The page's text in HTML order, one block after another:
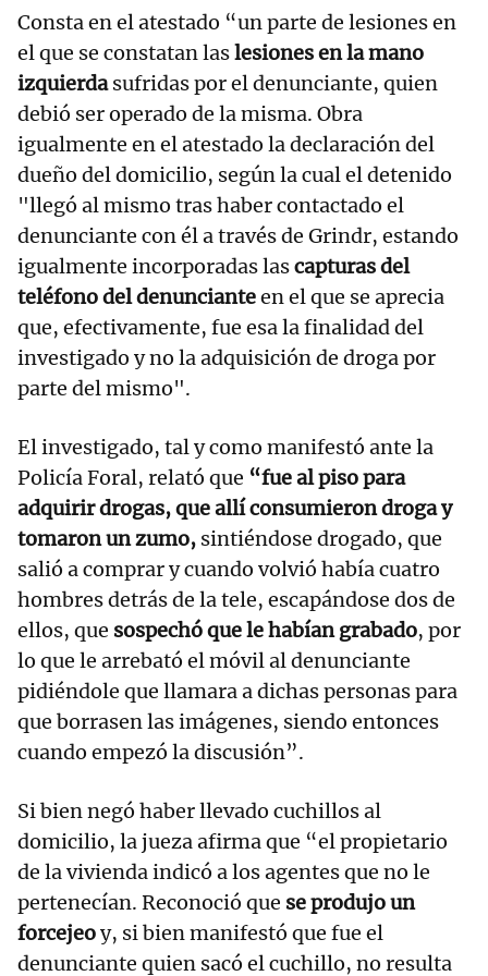
Consta en el atestado “un parte de lesiones en
el que se constatan laslesiones en la mano
izquierdasufridas por el denunciante, quien
debió ser operado de la misma. Obra
igualmente en el atestado la declaración del
dueño del domicilio, según la cual el detenido
"llegó al mismo tras haber contactado el
denunciante con él a través de Grindr, estando
igualmente incorporadas lascapturas del
teléfono del denuncianteen el que se aprecia
que, efectivamente, fue esa la finalidad del
investigado y no la adquisición de droga por
parte del mismo".
El investigado, tal y como manifestó ante la
Policía Foral, relató que “fue al piso para
adquirir drogas, que allí consumieron droga y
tomaron un zumo, sintiéndose drogado, que
salió a comprar y cuando volvió había cuatro
hombres detrás de la tele, escapándose dos de
ellos, que sospechó que le habían grabado, por
lo que le arrebató el móvil al denunciante
pidiéndole que llamara a dichas personas para
que borrasen las imágenes, siendo entonces
cuando empezó la discusión”.
Si bien negó haber llevado cuchillos al
domicilio, la jueza afirma que “el propietario
de la vivienda indicó a los agentes que no le
pertenecían. Reconoció que se produjo un
forcejeoy, si bien manifestó que fue el
denunciante quien sacó el cuchillo, no resulta